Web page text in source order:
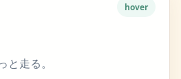
hover
走る。